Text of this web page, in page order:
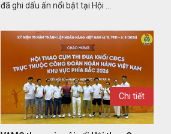
đã ghi dấu ấn nổi bật tại Hội ...
Chi tiết